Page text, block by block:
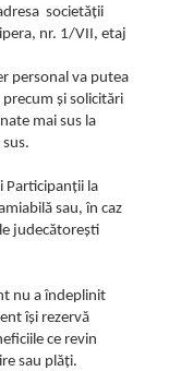
societății
nr. 1/VII, etaj
personal va putea
și solicitări
mai sus la
Participanții la
sau, în caz
judecătorești
nu a îndeplinit
își rezervă
ce revin
sau plăți.